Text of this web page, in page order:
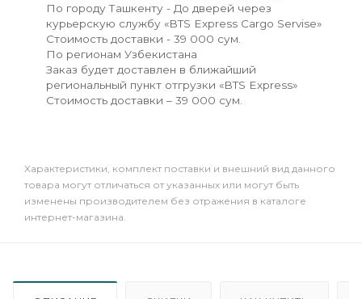
По городу Ташкенту - До дверей через
курьерскую службу «BTS Express Cargo Servise»
Стоимость доставки - 39 000 сум.
По регионам Узбекистана
Заказ будет доставлен в ближайший
региональный пункт отгрузки «BTS Express»
Стоимость доставки – 39 000 сум.
Xарактеристики, комплект поставки и внешний вид данного
товара могут отличаться от указанных или могут быть
изменены производителем без отражения в каталоге
интернет-магазина.